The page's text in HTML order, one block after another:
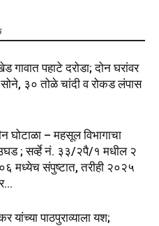
पहाटे दरोडा; दोन घरांवर
३० तोळे चांदी व रोकड लंपास
घोटाळा – महसूल विभागाचा
; सर्व्हे नं. ३३/२पै/१ मधील २
मध्येच संपुष्टात, तरीही २०२५
यांच्या पाठपुराव्याला यश;